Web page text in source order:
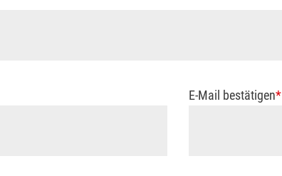
E-Mail bestätigen*